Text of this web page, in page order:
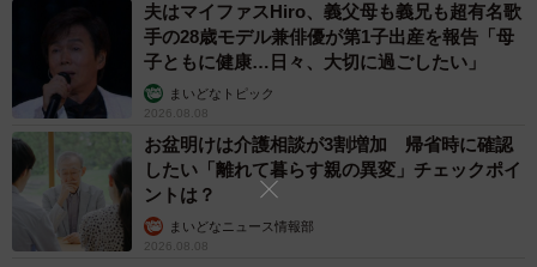
夫はマイファスHiro、義父母も義兄も超有名歌
手の28歳モデル兼俳優が第1子出産を報告「母
子ともに健康…日々、大切に過ごしたい」
まいどなトピック
2026.08.08
お盆明けは介護相談が3割増加 帰省時に確認
したい「離れて暮らす親の異変」チェックポイ
ントは？
まいどなニュース情報部
2026.08.08